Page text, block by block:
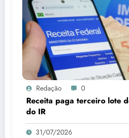
Redação 0
Receita paga terceiro lote
do IR
31/07/2026